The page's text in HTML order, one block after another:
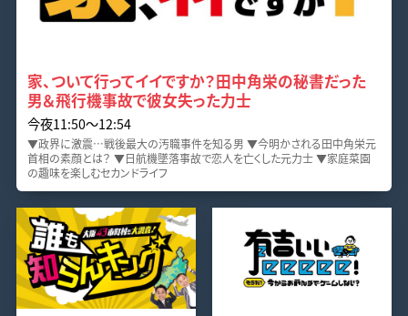
家、ついて行ってイイですか？田中角栄の秘書だった
男＆飛行機事故で彼女失った力士
今夜11:50〜12:54
▼政界に激震…戦後最大の汚職事件を知る男 ▼今明かされる田中角栄元
首相の素顔とは？ ▼日航機墜落事故で恋人を亡くした元力士 ▼家庭菜園
の趣味を楽しむセカンドライフ